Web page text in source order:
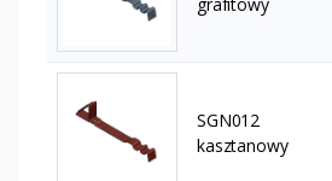
SGN012
kasztanowy